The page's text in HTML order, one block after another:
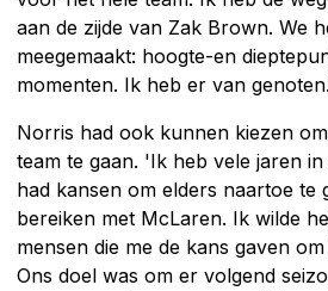
aan de zijde van Zak Brown. We
meegemaakt: hoogte-en
momenten. Ik heb er van
Norris had ook kunnen kiezen
team te gaan. 'Ik heb vele jaren
had kansen om elders naartoe te
bereiken met McLaren. Ik wilde
mensen die me de kans gaven
Ons doel was om er volgend